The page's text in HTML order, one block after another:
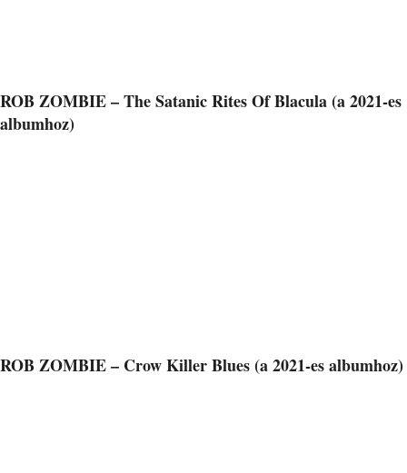
ROB ZOMBIE – The Satanic Rites Of Blacula (a 2021-es
albumhoz)
ROB ZOMBIE – Crow Killer Blues (a 2021-es albumhoz)